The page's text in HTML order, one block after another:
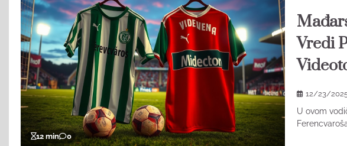
12 min 0
Vredi
12/23/
U ovom